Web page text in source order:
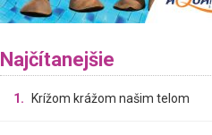
Najčítanejšie
1. Krížom krážom našim telom